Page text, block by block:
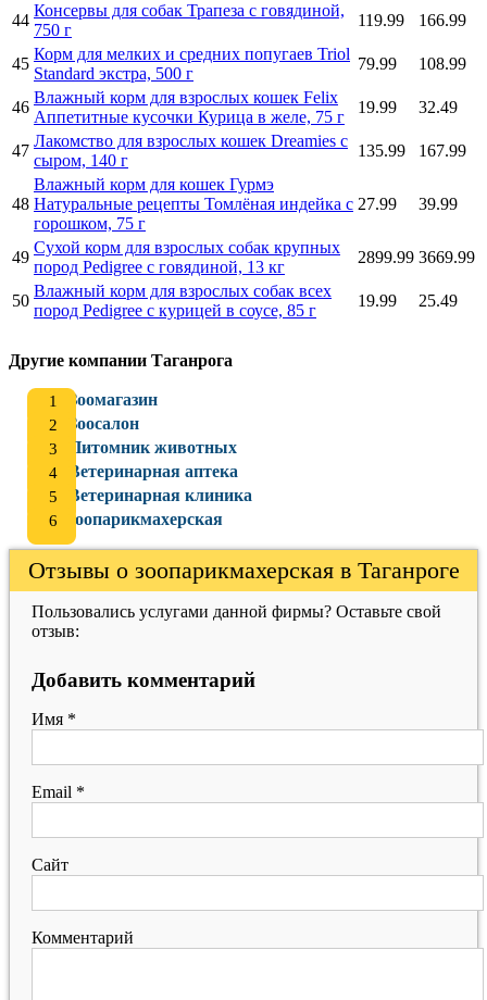
44
Консервы для собак Трапеза с говядиной,
750 г
119.99 166.99
45
Корм для мелких и средних попугаев Triol
Standard экстра, 500 г
79.99 108.99
46
Влажный корм для взрослых кошек Felix
Аппетитные кусочки Курица в желе, 75 г
19.99 32.49
47
Лакомство для взрослых кошек Dreamies с
сыром, 140 г
135.99 167.99
48
Влажный корм для кошек Гурмэ
Натуральные рецепты Томлёная индейка с
горошком, 75 г
27.99 39.99
49
Сухой корм для взрослых собак крупных
пород Pedigree с говядиной, 13 кг
2899.99 3669.99
50
Влажный корм для взрослых собак всех
пород Pedigree с курицей в соусе, 85 г
19.99 25.49
Другие компании Таганрога
Зоомагазин
Зоосалон
Питомник животных
Ветеринарная аптека
Ветеринарная клиника
зоопарикмахерская
Отзывы о зоопарикмахерская в Таганроге
Пользовались услугами данной фирмы? Оставьте свой
отзыв:
Добавить комментарий
Имя *
Email *
Сайт
Комментарий